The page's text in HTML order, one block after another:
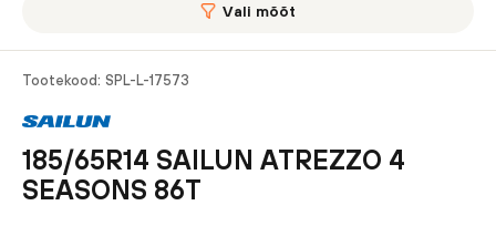
Vali mõõt
Tootekood: SPL-L-17573
185/65R14 SAILUN ATREZZO 4
SEASONS 86T